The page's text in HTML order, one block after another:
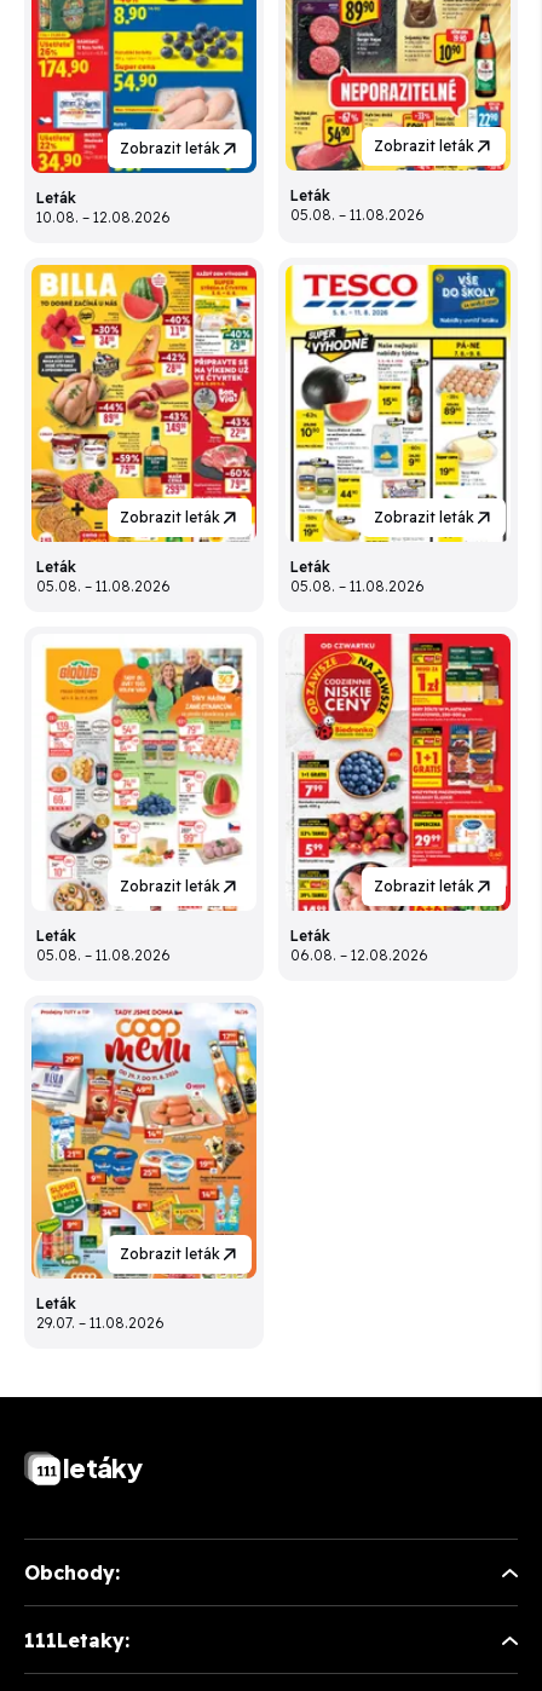
Zobrazit leták
Leták
10.08. – 12.08.2026
Zobrazit leták
Leták
05.08. – 11.08.2026
Zobrazit leták
Leták
05.08. – 11.08.2026
Zobrazit leták
Leták
05.08. – 11.08.2026
Zobrazit leták
Leták
05.08. – 11.08.2026
Zobrazit leták
Leták
06.08. – 12.08.2026
Zobrazit leták
Leták
29.07. – 11.08.2026
letáky
Obchody:
111Letaky: